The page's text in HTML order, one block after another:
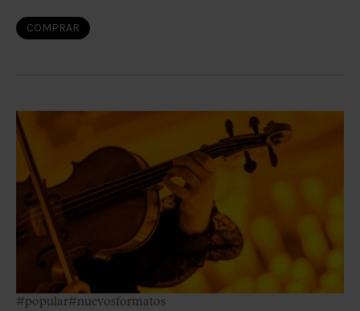
COMPRAR
#popular#nuevosformatos